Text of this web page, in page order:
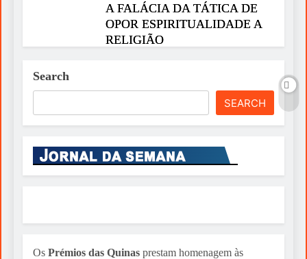
A FALÁCIA DA TÁTICA DE
OPOR ESPIRITUALIDADE A
RELIGIÃO
Nasce Artenorte
Sylvio Martins 6 days ago
Search
SEARCH
Os Prémios das Quinas prestam homenagem às